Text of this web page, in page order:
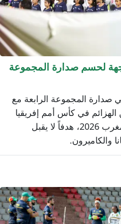
لحسم صدارة المجموعة
المجموعة الرابعة مع
في كأس أمم إفريقيا
للسيدات، توتال إنيرجيز، المغرب 2026، هدفاً لا يقبل